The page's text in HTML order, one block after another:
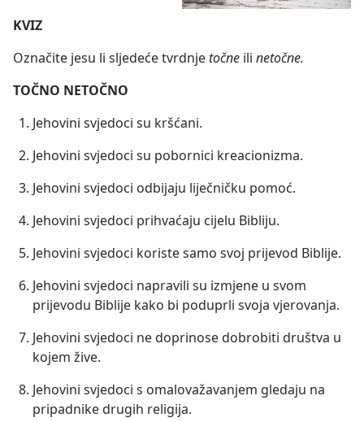
KVIZ
Označite jesu li sljedeće tvrdnje točne ili netočne.
TOČNO NETOČNO
Jehovini svjedoci su kršćani.
Jehovini svjedoci su pobornici kreacionizma.
Jehovini svjedoci odbijaju liječničku pomoć.
Jehovini svjedoci prihvaćaju cijelu Bibliju.
Jehovini svjedoci koriste samo svoj prijevod Biblije.
Jehovini svjedoci napravili su izmjene u svom
prijevodu Biblije kako bi poduprli svoja vjerovanja.
Jehovini svjedoci ne doprinose dobrobiti društva u
kojem žive.
Jehovini svjedoci s omalovažavanjem gledaju na
pripadnike drugih religija.